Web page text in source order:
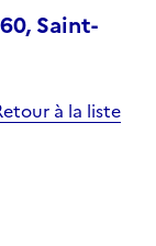
Saint-
à la liste
papier